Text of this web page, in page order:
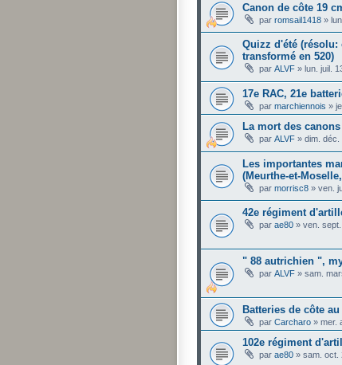
Canon de côte 19
par romsail1418 »
Quizz d'été (résolu:
transformé en 520)
par ALVF » lun. juil.
17e RAC, 21e
par marchiennois »
La mort des
par ALVF » dim. déc.
Les importantes
(Meurthe-et-
par morrisc8 » ven.
42e régiment
par ae80 » ven.
" 88 autrichien ",
par ALVF » sam.
Batteries de côte
par Carcharo » mer.
102e régiment
par ae80 » sam. oct.